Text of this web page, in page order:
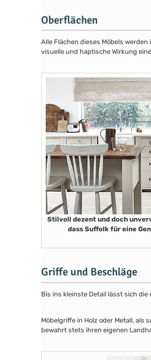
Oberflächen
Alle Flächen dieses Möbels
visuelle und haptische Wirkung
Stilvoll dezent und doch
dass Suffolk für eine
Griffe und Beschläge
Bis ins kleinste Detail lässt sich
Möbelgriffe in Holz oder Metall,
bewahrt stets ihren eigenen